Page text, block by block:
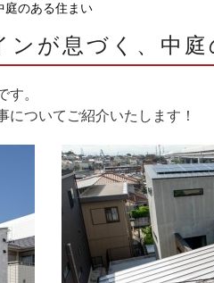
庭のある住まい
が息づく、中庭
す。
についてご紹介いたします！